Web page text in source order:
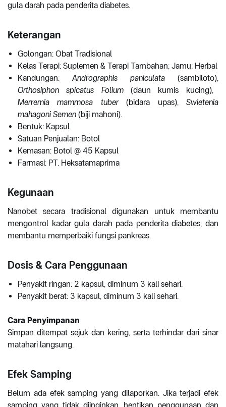
gula darah pada penderita diabetes.
Keterangan
Golongan: Obat Tradisional
Kelas Terapi: Suplemen & Terapi Tambahan; Jamu; Herbal
Kandungan: Andrographis paniculata (sambiloto),
Orthosiphon spicatus Folium (daun kumis kucing),
Merremia mammosa tuber(bidara upas),Swietenia
mahagoni Semen (biji mahoni).
Bentuk: Kapsul
Satuan Penjualan: Botol
Kemasan: Botol @ 45 Kapsul
Farmasi: PT. Heksatamaprima
Kegunaan
Nanobet secara tradisional digunakan untuk membantu
mengontrol kadar gula darah pada penderita diabetes, dan
membantu memperbaiki fungsi pankreas.
Dosis & Cara Penggunaan
Penyakit ringan: 2 kapsul, diminum 3 kali sehari.
Penyakit berat: 3 kapsul, diminum 3 kali sehari.
Cara Penyimpanan
Simpan ditempat sejuk dan kering, serta terhindar dari sinar
matahari langsung.
Efek Samping
Belum ada efek samping yang dilaporkan. Jika terjadi efek